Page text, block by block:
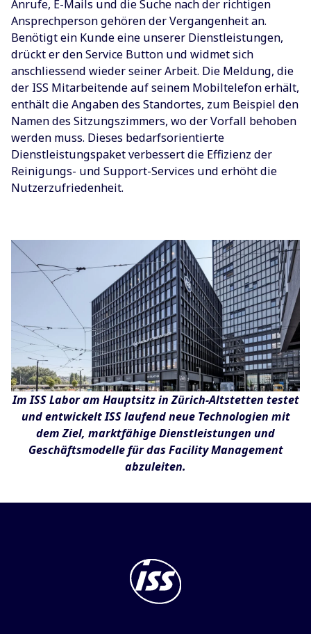
Anrufe, E-Mails und die Suche nach der richtigen
Ansprechperson gehören der Vergangenheit an.
Benötigt ein Kunde eine unserer Dienstleistungen,
drückt er den Service Button und widmet sich
anschliessend wieder seiner Arbeit. Die Meldung, die
der ISS Mitarbeitende auf seinem Mobiltelefon erhält,
enthält die Angaben des Standortes, zum Beispiel den
Namen des Sitzungszimmers, wo der Vorfall behoben
werden muss. Dieses bedarfsorientierte
Dienstleistungspaket verbessert die Effizienz der
Reinigungs- und Support-Services und erhöht die
Nutzerzufriedenheit.
Im ISS Labor am Hauptsitz in Zürich-Altstetten testet
und entwickelt ISS laufend neue Technologien mit
dem Ziel, marktfähige Dienstleistungen und
Geschäftsmodelle für das Facility Management
abzuleiten.